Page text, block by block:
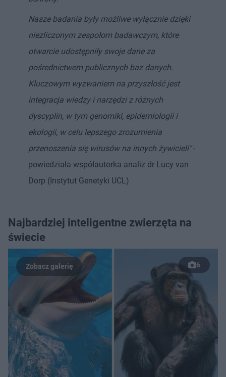
Nasze badania były możliwe wyłącznie dzięki
niezliczonym zespołom badawczym, które
otwarcie udostępniły swoje dane za
pośrednictwem publicznych baz danych.
Kluczowym wyzwaniem na przyszłość jest
integracja wiedzy i narzędzi z różnych
dyscyplin, w tym genomiki, epidemiologii i
ekologii, w celu lepszego zrozumienia
przenoszenia się wirusów na innych żywicieli"-
powiedziała współautorka analiz dr Lucy van
Dorp (Instytut Genetyki UCL)
Najbardziej inteligentne zwierzęta na
świecie
6